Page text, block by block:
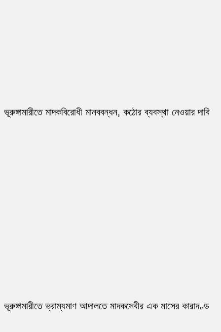
ভূরুঙ্গামারীতে মাদকবিরোধী মানববন্ধন, কঠোর ব্যবস্থা নেওয়ার দাবি
ভূরুঙ্গামারীতে ভ্রাম্যমাণ আদালতে মাদকসেবীর এক মাসের কারাদণ্ড